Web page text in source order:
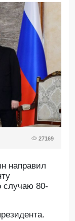
27169
направил
случаю 80-